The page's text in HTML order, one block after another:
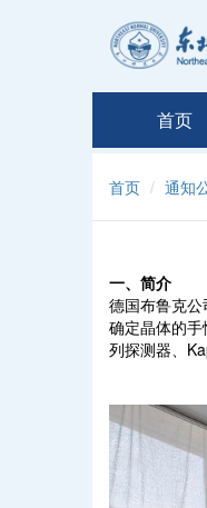
首页
首页 通知
一、简介
德国布鲁克
确定晶体的
列探测器、